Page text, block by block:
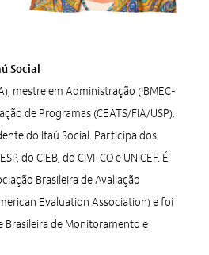
Social
mestre em Administração (IBMEC-
de Programas (CEATS/FIA/USP).
do Itaú Social. Participa dos
do CIEB, do CIVI-CO e UNICEF. É
Brasileira de Avaliação
Evaluation Association) e foi
Brasileira de Monitoramento e